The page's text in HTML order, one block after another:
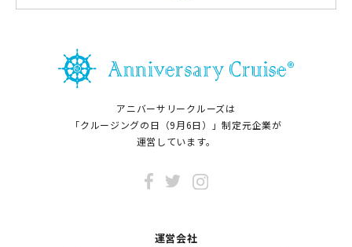
アニバーサリークルーズは
「クルージングの日（9月6日）」制定元企業が
運営しています。
運営会社